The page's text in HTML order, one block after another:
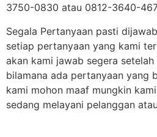
3750-0830 atau 0812-3640-
Segala Pertanyaan pasti
setiap pertanyaan yang kami
akan kami jawab segera
bilamana ada pertanyaan yang
kami mohon maaf mungkin
sedang melayani pelanggan